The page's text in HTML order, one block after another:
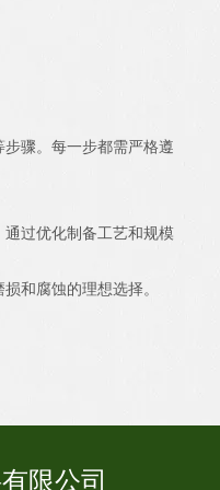
骤。每一步都需严格遵
过优化制备工艺和规模
和腐蚀的理想选择。
限公司